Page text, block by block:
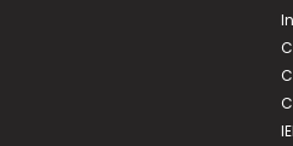
étudiants en PASS et
Ce que ça